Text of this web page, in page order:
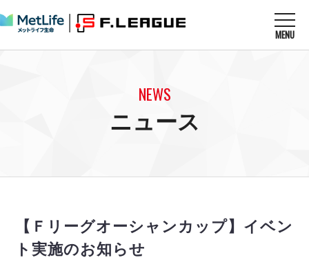
MENU
U-23選抜
メディア情報
フットサル日本代表
戦績表
警告・退場・出場停止選手
個人ランキング｜ゴール
エスポラーダ北海道
バルドラール浦安
アリーナ情報 ARENA
NEWS
ニュース
【Ｆリーグオーシャンカップ】イベン
ト実施のお知らせ